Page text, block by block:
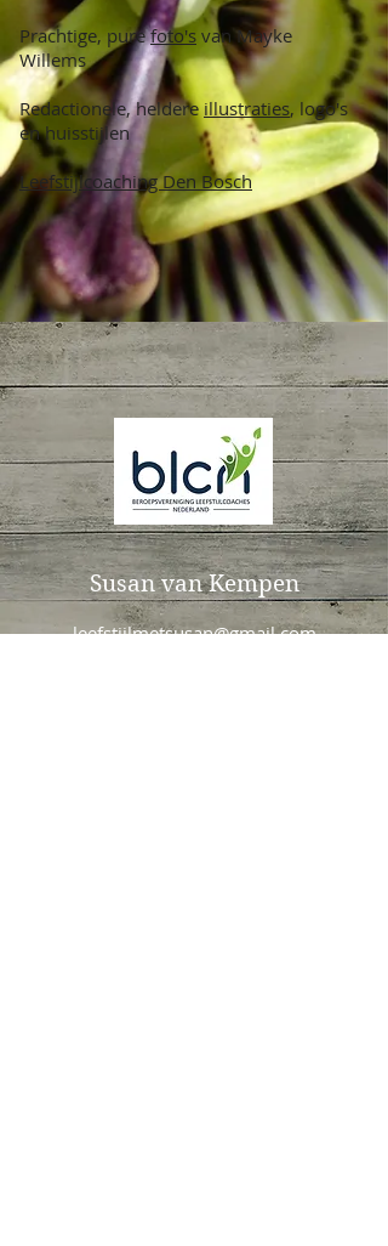
Prachtige, purefoto's van Mayke
Willems
Redactionele, heldereillustraties, logo's
en huisstijlen
Leefstijlcoaching Den Bosch
Susanvan Kempen
leefstijlmetsusan@gmail.com